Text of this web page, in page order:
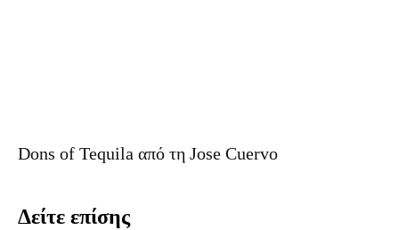
Dons of Tequila από τη Jose Cuervo
Δείτε επίσης